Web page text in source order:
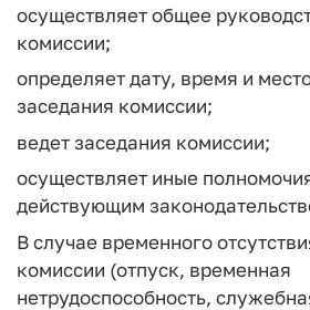
осуществляет общее
комиссии;
определяет дату, время и
заседания комиссии;
ведет заседания комиссии;
осуществляет иные
действующим
В случае временного
комиссии (отпуск, временная
нетрудоспособность,